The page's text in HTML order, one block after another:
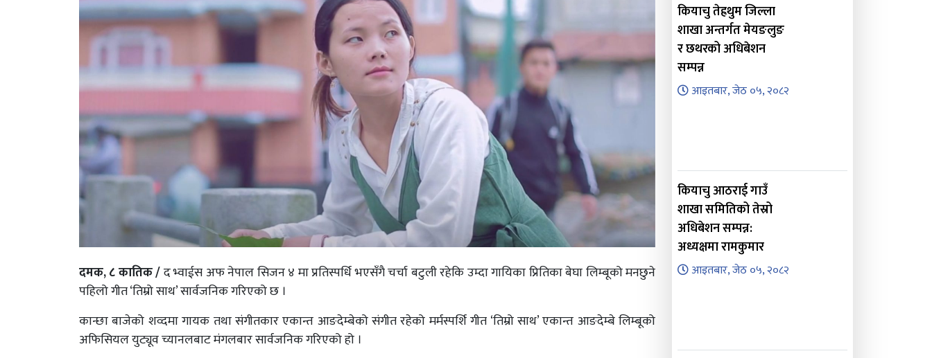
दमक, ८ कातिक /द भ्वाईस अफ नेपाल सिजन ४ मा प्रतिस्पर्धि भएसँगै चर्चा बटुली रहेकि उम्दा गायिका प्रितिका बेघा लिम्बूको मनछुने
पहिलो गीत ‘तिम्रो साथ’ सार्वजनिक गरिएको छ ।
कान्छा बाजेको शव्दमा गायक तथा संगीतकार एकान्त आङदेम्बेको संगीत रहेको मर्मस्पर्शि गीत ‘तिम्रो साथ’ एकान्त आङदेम्बे लिम्बूको
अफिसियल युट्यूव च्यानलबाट मंगलबार सार्वजनिक गरिएको हो ।
कियाचु तेह्रथुम जिल्ला
शाखा अन्तर्गत मेयङलुङ
र छथरको अधिबेशन
सम्पन्न
आइतबार, जेठ ०५, २०८२
कियाचु आठराई गाउँ
शाखा समितिको तेस्रो
अधिबेशन सम्पन्न:
अध्यक्षमा रामकुमार
आइतबार, जेठ ०५, २०८२